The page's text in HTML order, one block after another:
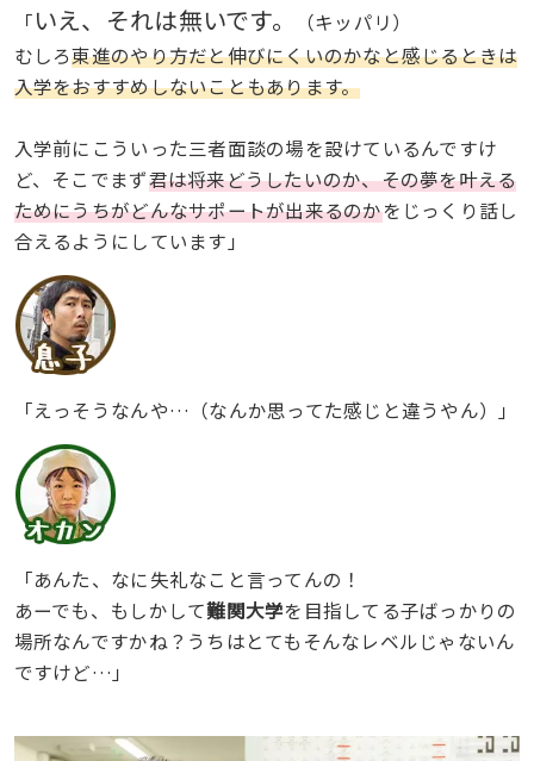
「いえ、それは無いです。
（キッパリ）
むしろ東進のやり方だと伸びにくいのかなと感じるときは
入学をおすすめしないこともあります。
入学前にこういった三者面談の場を設けているんですけ
ど、そこでまず君は将来どうしたいのか、その夢を叶える
ためにうちがどんなサポートが出来るのかをじっくり話し
合えるようにしています」
「えっそうなんや…（なんか思ってた感じと違うやん）」
「あんた、なに失礼なこと言ってんの！
あーでも、もしかして難関大学を目指してる子ばっかりの
場所なんですかね？うちはとてもそんなレベルじゃないん
ですけど…」